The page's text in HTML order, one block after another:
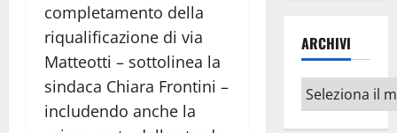
completamento della
riqualificazione di via
Matteotti – sottolinea la
sindaca Chiara Frontini –
includendo anche la
ARCHIVI
Archivi